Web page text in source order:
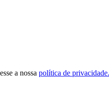
a nossa política de privacidade.